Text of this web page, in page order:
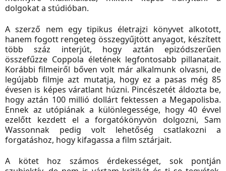
dolgokat a stúdióban.
A szerző nem egy tipikus életrajzi könyvet alkotott,
hanem fogott rengeteg összegyűjtött anyagot, készített
több száz interjút, hogy aztán epizódszerűen
összefűzze Coppola életének legfontosabb pillanatait.
Korábbi filmeiről bőven volt már alkalmunk olvasni, de
legújabb filmje azt mutatja, hogy ez a pasas még 85
évesen is képes váratlant húzni. Pincészetét áldozta be,
hogy aztán 100 millió dollárt fektessen a Megapolisba.
Ennek az utópiának a különlegessége, hogy 40 évvel
ezelőtt kezdett el a forgatókönyvön dolgozni, Sam
Wassonnak pedig volt lehetőség csatlakozni a
forgatáshoz, hogy kifagassa a film sztárjait.
A kötet hoz számos érdekességet, sok pontján